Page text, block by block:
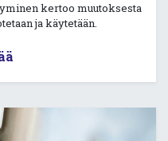
kertoo muutoksesta
ja käytetään.